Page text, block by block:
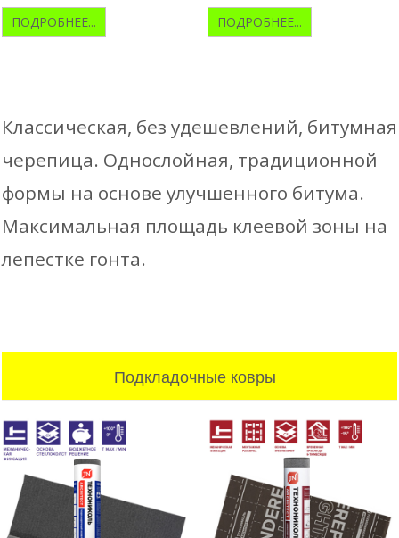
ПОДРОБНЕЕ... ПОДРОБНЕЕ...
Классическая, без удешевлений, битумная
черепица. Однослойная, традиционной
формы на основе улучшенного битума.
Максимальная площадь клеевой зоны на
лепестке гонта.
Подкладочные ковры